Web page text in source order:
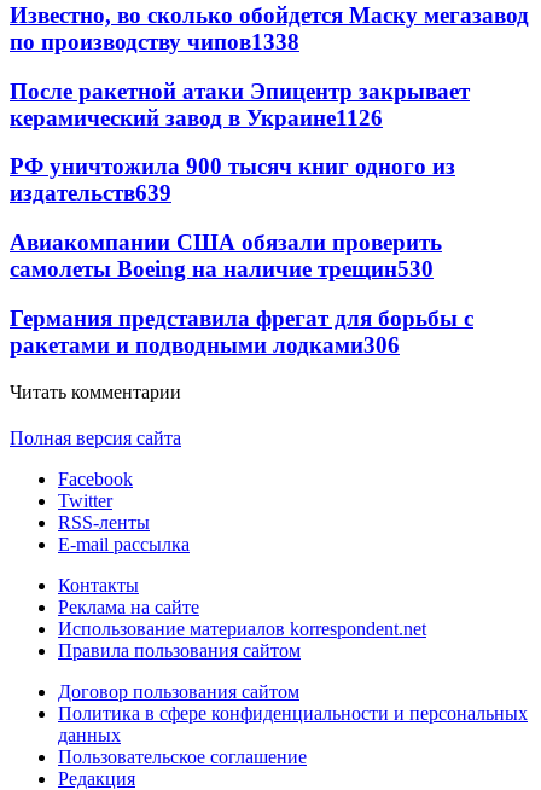
Известно, во сколько обойдется Маску мегазавод
по производству чипов1338
После ракетной атаки Эпицентр закрывает
керамический завод в Украине1126
РФ уничтожила 900 тысяч книг одного из
издательств639
Авиакомпании США обязали проверить
самолеты Boeing на наличие трещин530
Германия представила фрегат для борьбы с
ракетами и подводными лодками306
Читать комментарии
Полная версия сайта
Facebook
Twitter
RSS-ленты
E-mail рассылка
Контакты
Реклама на сайте
Использование материалов korrespondent.net
Правила пользования сайтом
Договор пользования сайтом
Политика в сфере конфиденциальности и персональных
данных
Пользовательское соглашение
Редакция